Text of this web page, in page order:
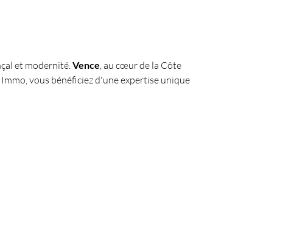
et modernité. Vence, au cœur de la Côte
vous bénéficiez d'une expertise unique